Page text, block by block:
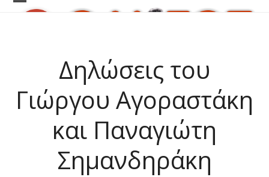
Skip
Open
Close
Δηλώσεις του
Γιώργου Αγοραστάκη
και Παναγιώτη
Σημανδηράκη